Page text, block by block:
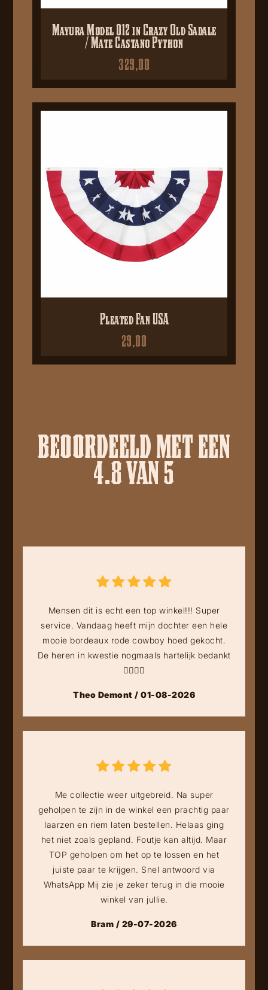
Mayura Model 012 in Crazy Old Sadale
/ Mate Castano Python
329,00
Pleated Fan USA
29,00
BEOORDEELD MET EEN
4.8 VAN 5
Mensen dit is echt een top winkel!!! Super
service. Vandaag heeft mijn dochter een hele
mooie bordeaux rode cowboy hoed gekocht.
De heren in kwestie nogmaals hartelijk bedankt
👍🏻👍🏻
Theo Demont / 01-08-2026
Me collectie weer uitgebreid. Na super
geholpen te zijn in de winkel een prachtig paar
laarzen en riem laten bestellen. Helaas ging
het niet zoals gepland. Foutje kan altijd. Maar
TOP geholpen om het op te lossen en het
juiste paar te krijgen. Snel antwoord via
WhatsApp Mij zie je zeker terug in die mooie
winkel van jullie.
Bram / 29-07-2026